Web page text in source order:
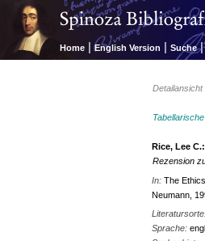
Home | English Version | Suche |
Rice, Lee C.:
Rezension
In:The
Neumann,
Sprache: